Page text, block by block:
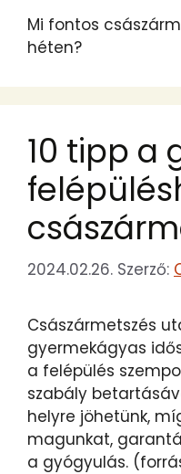
Mi fontos
héten?
10 tipp a
2024.02.26. Szerző:
Császármetszés
gyermekágyas
a felépülés
szabály
helyre jöhetünk,
magunkat,
a gyógyulás.